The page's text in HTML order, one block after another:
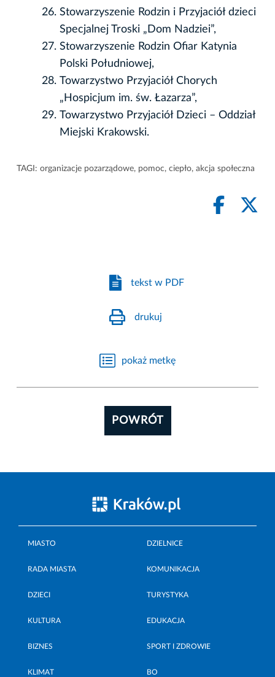
Stowarzyszenie Rodzin i Przyjaciół dzieci
Specjalnej Troski „Dom Nadziei”,
Stowarzyszenie Rodzin Ofiar Katynia
Polski Południowej,
Towarzystwo Przyjaciół Chorych
„Hospicjum im. św. Łazarza”,
Towarzystwo Przyjaciół Dzieci – Oddział
Miejski Krakowski.
TAGI: organizacje pozarządowe, pomoc, ciepło, akcja społeczna
tekst w PDF
drukuj
pokaż metkę
POWRÓT
MIASTO DZIELNICE
RADA MIASTA KOMUNIKACJA
DZIECI TURYSTYKA
KULTURA EDUKACJA
BIZNES SPORT I ZDROWIE
KLIMAT BO